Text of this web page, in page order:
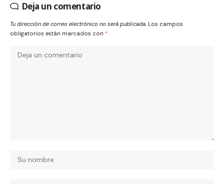
Deja un comentario
Tu dirección de correo electrónico no será publicada. Los campos
obligatorios están marcados con *